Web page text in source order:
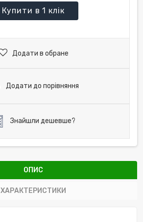
Купити в 1 клік
Додати в обране
Додати до порівняння
Знайшли дешевше?
ОПИС
ХАРАКТЕРИСТИКИ